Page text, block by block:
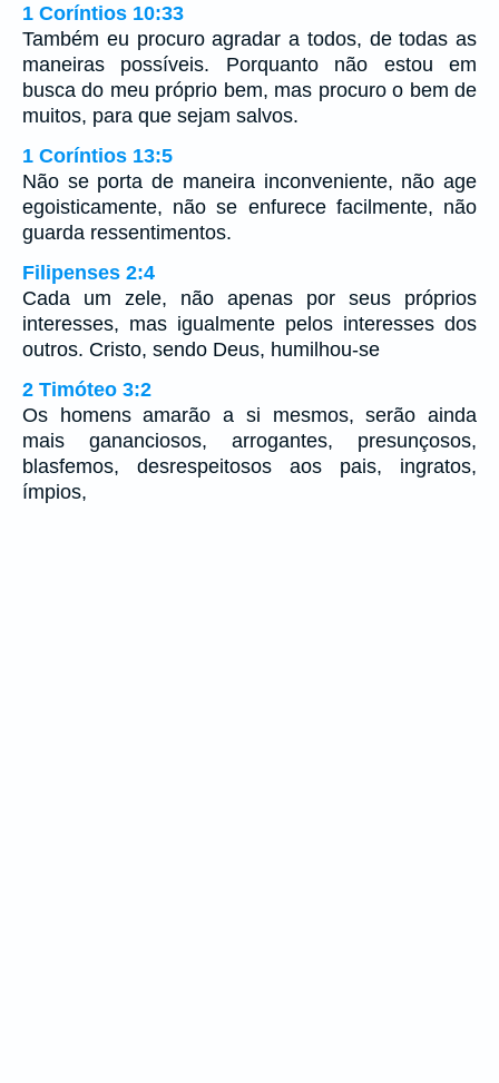
1 Coríntios 10:33
Também eu procuro agradar a todos, de todas as
maneiras possíveis. Porquanto não estou em
busca do meu próprio bem, mas procuro o bem de
muitos, para que sejam salvos.
1 Coríntios 13:5
Não se porta de maneira inconveniente, não age
egoisticamente, não se enfurece facilmente, não
guarda ressentimentos.
Filipenses 2:4
Cada um zele, não apenas por seus próprios
interesses, mas igualmente pelos interesses dos
outros. Cristo, sendo Deus, humilhou-se
2 Timóteo 3:2
Os homens amarão a si mesmos, serão ainda
mais gananciosos, arrogantes, presunçosos,
blasfemos, desrespeitosos aos pais, ingratos,
ímpios,